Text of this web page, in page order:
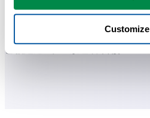
Customize
用 ASAP Utilities。
已被超过28,500家组织采用。